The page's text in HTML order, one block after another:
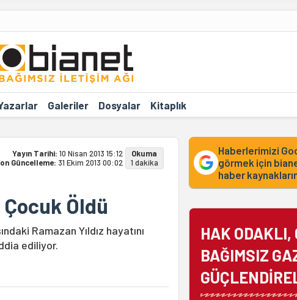
Galeriler Dosyalar Kitaplık
Yayın Tarihi: 10 Nisan 2013 15:12
Güncelleme: 31 Ekim 2013 00:02
Okuma
1 dakika
Öldü
Ramazan Yıldız hayatını
ediliyor.
Haberlerimizi
görmek için
haber
HAK ODAKLI,
BAĞIMSIZ